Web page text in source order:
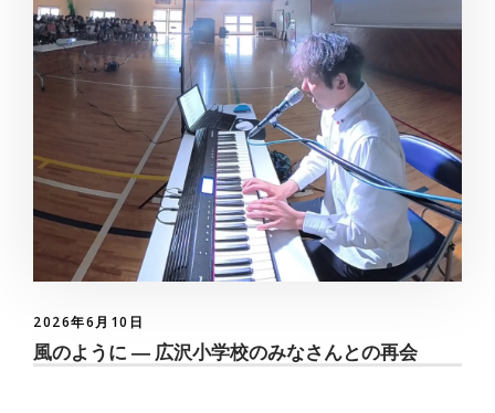
2026年6月10日
風のように ― 広沢小学校のみなさんとの再会